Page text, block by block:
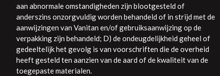
aan abnormale omstandigheden zijn blootgesteld of
anderszins onzorgvuldig worden behandeld of in strijd met de
aanwijzingen van Vanitan en/of gebruiksaanwijzing op de
verpakking zijn behandeld; D) de ondeugdelijkheid geheel of
gedeeltelijk het gevolg is van voorschriften die de overheid
heeft gesteld ten aanzien van de aard of de kwaliteit van de
toegepaste materialen.